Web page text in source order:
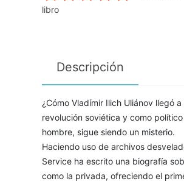
libro
Descripción
¿Cómo Vladímir Ilich Uliánov llegó
revolución soviética y como
hombre, sigue siendo un misterio.
Haciendo uso de archivos
Service ha escrito una biografía
como la privada, ofreciendo el